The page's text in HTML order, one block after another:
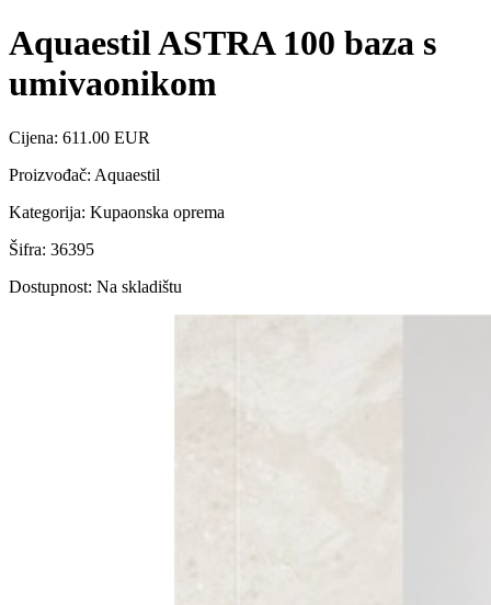
Aquaestil ASTRA 100 baza s
umivaonikom
Cijena: 611.00 EUR
Proizvođač: Aquaestil
Kategorija: Kupaonska oprema
Šifra: 36395
Dostupnost: Na skladištu